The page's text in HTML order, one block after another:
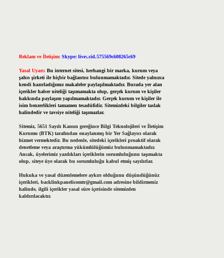
Reklam ve İletişim: Skype: live:.cid.575569c608265c69
Yasal Uyarı: Bu internet sitesi, herhangi bir marka, kurum veya
şahıs şirketi ile hiçbir bağlantısı bulunmamaktadır. Sitede yalnızca
kendi hazırladığımız makaleler paylaşılmaktadır. Burada yer alan
içerikler haber niteliği taşımamakta olup, gerçek kurum ve kişiler
hakkında paylaşım yapılmamaktadır. Gerçek kurum ve kişiler ile
isim benzerlikleri tamamen tesadüfidir. Sitemizdeki bilgiler taslak
halindedir ve tavsiye niteliği taşımazlar.
Sitemiz, 5651 Sayılı Kanun gereğince Bilgi Teknolojileri ve İletişim
Kurumu (BTK) tarafından onaylanmış bir Yer Sağlayıcı olarak
hizmet vermektedir. Bu nedenle, sitedeki içerikleri proaktif olarak
denetleme veya araştırma yükümlülüğümüz bulunmamaktadır.
Ancak, üyelerimiz yazdıkları içeriklerin sorumluluğunu taşımakta
olup, siteye üye olarak bu sorumluluğu kabul etmiş sayılırlar.
Hukuka ve yasal düzenlemelere aykırı olduğunu düşündüğünüz
içerikleri, backlinkpanelicomtr@gmail.comadresine bildirmeniz
halinde, ilgili içerikler yasal süre içerisinde sitemizden
kaldırılacaktır.